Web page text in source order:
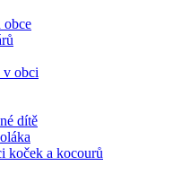
obce
v obci
dítě
koček a kocourů